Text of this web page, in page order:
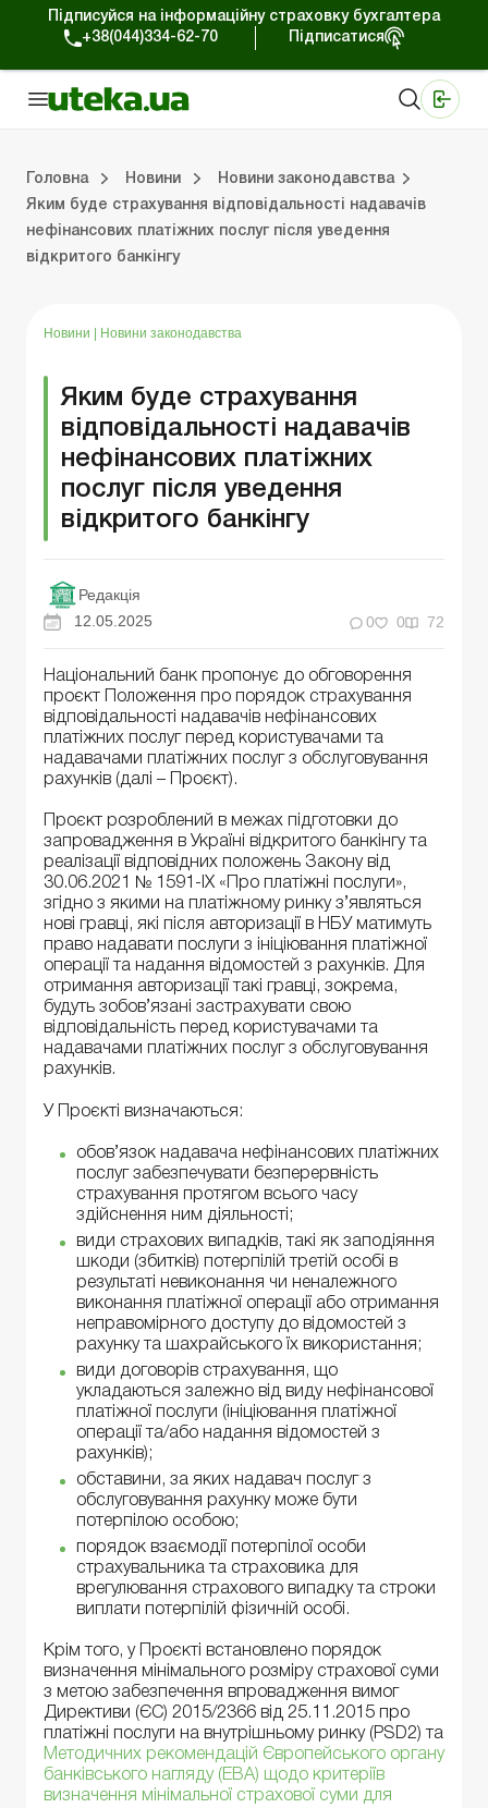
Підписуйся на інформаційну страховку бухгалтера
+38(044)334-62-70
Підписатися
Головна Новини
Новини законодавства
Яким буде страхування відповідальності надавачів
нефінансових платіжних послуг після уведення
відкритого банкінгу
Новини Новини законодавства
Яким буде страхування
відповідальності надавачів
нефінансових платіжних
послуг після уведення
відкритого банкінгу
Редакція
12.05.2025
0 0 72
Національний банк пропонує до обговорення
проєкт Положення про порядок страхування
відповідальності надавачів нефінансових
платіжних послуг перед користувачами та
надавачами платіжних послуг з обслуговування
рахунків (далі – Проєкт).
Проєкт розроблений в межах підготовки до
запровадження в Україні відкритого банкінгу та
реалізації відповідних положень Закону від
30.06.2021 № 1591-IX «Про платіжні послуги»,
згідно з якими на платіжному ринку з’являться
нові гравці, які після авторизації в НБУ матимуть
право надавати послуги з ініціювання платіжної
операції та надання відомостей з рахунків. Для
отримання авторизації такі гравці, зокрема,
будуть зобов’язані застрахувати свою
відповідальність перед користувачами та
надавачами платіжних послуг з обслуговування
рахунків.
У Проєкті визначаються:
обов’язок надавача нефінансових платіжних
послуг забезпечувати безперервність
страхування протягом всього часу
здійснення ним діяльності;
види страхових випадків, такі як заподіяння
шкоди (збитків) потерпілій третій особі в
результаті невиконання чи неналежного
виконання платіжної операції або отримання
неправомірного доступу до відомостей з
рахунку та шахрайського їх використання;
види договорів страхування, що
укладаються залежно від виду нефінансової
платіжної послуги (ініціювання платіжної
операції та/або надання відомостей з
рахунків);
обставини, за яких надавач послуг з
обслуговування рахунку може бути
потерпілою особою;
порядок взаємодії потерпілої особи
страхувальника та страховика для
врегулювання страхового випадку та строки
виплати потерпілій фізичній особі.
Крім того, у Проєкті встановлено порядок
визначення мінімального розміру страхової суми
з метою забезпечення впровадження вимог
Директиви (ЄС) 2015/2366 від 25.11.2015 про
платіжні послуги на внутрішньому ринку (PSD2) та
Методичних рекомендацій Європейського органу
банківського нагляду (EBA) щодо критеріїв
визначення мінімальної страхової суми для